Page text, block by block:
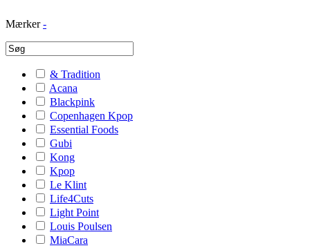
Mærker -
& Tradition
Acana
Blackpink
Copenhagen Kpop
Essential Foods
Gubi
Kong
Kpop
Le Klint
Life4Cuts
Light Point
Louis Poulsen
MiaCara